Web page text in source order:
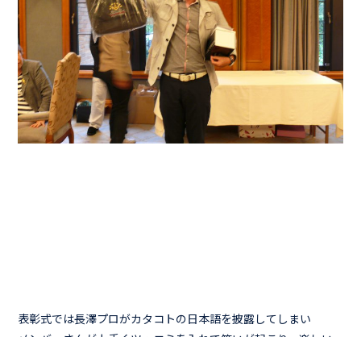
表彰式では長澤プロがカタコトの日本語を披露してしまい